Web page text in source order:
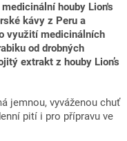
houby Lion's
kávy z Peru a
využití medicinálních
od drobných
extrakt z houby Lion’s
jemnou, vyváženou chuť
pití i pro přípravu ve